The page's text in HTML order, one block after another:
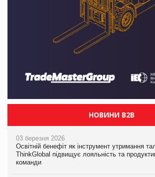
НОВИНИ B2B
03 березня 2026
Освітній бенефіт як інструмент утримання
ThinkGlobal підвищує лояльність та
команди